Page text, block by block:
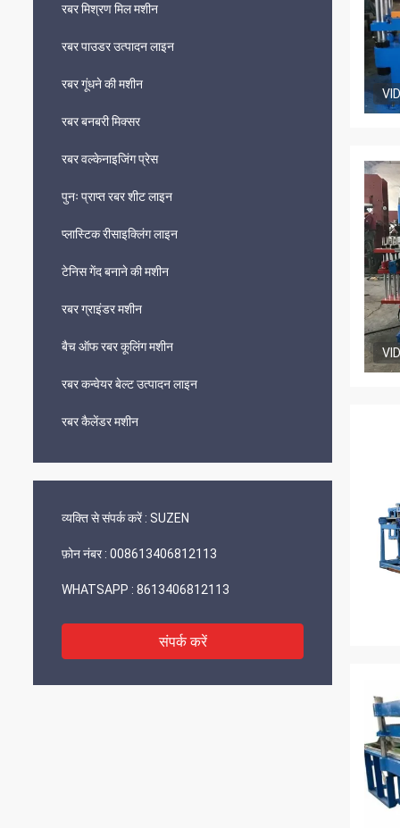
रबर मिश्रण मिल मशीन
रबर पाउडर उत्पादन लाइन
रबर गूंधने की मशीन
रबर बनबरी मिक्सर
रबर वल्केनाइजिंग प्रेस
पुनः प्राप्त रबर शीट लाइन
प्लास्टिक रीसाइक्लिंग लाइन
टेनिस गेंद बनाने की मशीन
रबर ग्राइंडर मशीन
बैच ऑफ रबर कूलिंग मशीन
रबर कन्वेयर बेल्ट उत्पादन लाइन
रबर कैलेंडर मशीन
व्यक्ति से संपर्क करें : SUZEN
फ़ोन नंबर : 008613406812113
WHATSAPP : 8613406812113
संपर्क करें